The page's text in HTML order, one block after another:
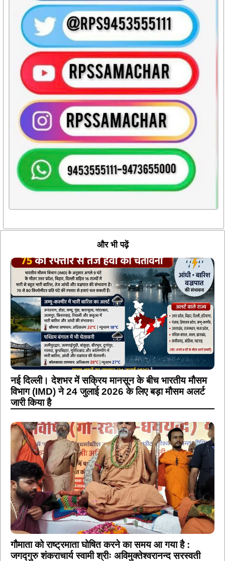
और भी पढ़ें
नई दिल्ली। देशभर में सक्रिय मानसून के बीच भारतीय मौसम
विभाग (IMD) ने 24 जुलाई 2026 के लिए बड़ा मौसम अलर्ट
जारी किया है
गौमाता को राष्ट्रमाता घोषित करने का समय आ गया है :
जगद्गुरु शंकराचार्य स्वामी श्रीः अविमुक्तेश्वरानन्द सरस्वती